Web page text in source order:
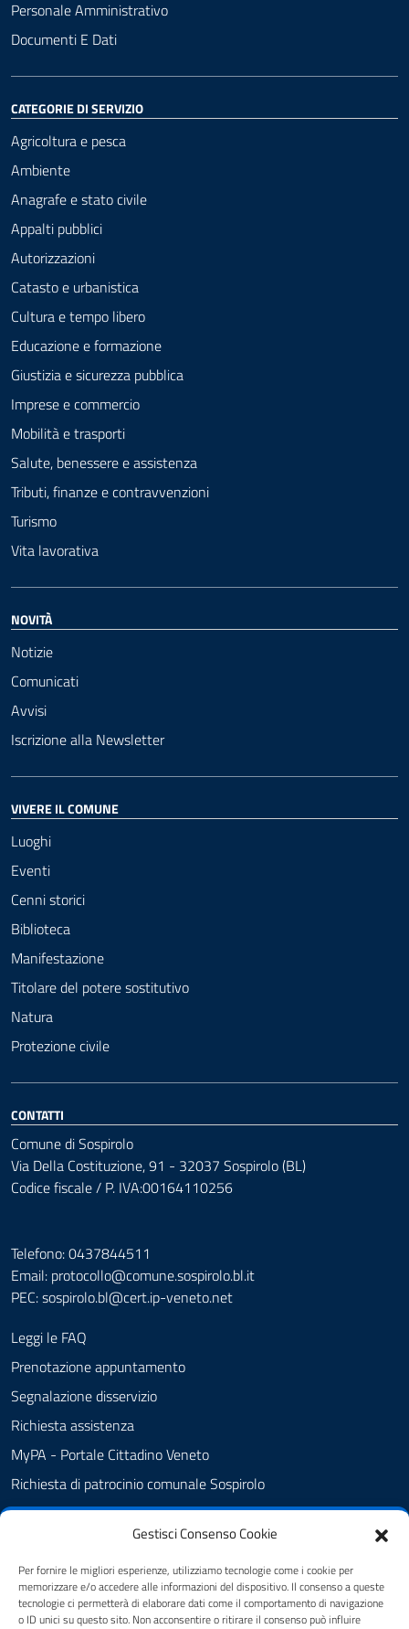
Gestisci Consenso Cookie
Per fornire le migliori esperienze, utilizziamo tecnologie come i cookie per
memorizzare e/o accedere alle informazioni del dispositivo. Il consenso a queste
tecnologie ci permetterà di elaborare dati come il comportamento di navigazione
o ID unici su questo sito. Non acconsentire o ritirare il consenso può influire
Personale Amministrativo
Documenti E Dati
CATEGORIE DI SERVIZIO
Agricoltura e pesca
Ambiente
Anagrafe e stato civile
Appalti pubblici
Autorizzazioni
Catasto e urbanistica
Cultura e tempo libero
Educazione e formazione
Giustizia e sicurezza pubblica
Imprese e commercio
Mobilità e trasporti
Salute, benessere e assistenza
Tributi, finanze e contravvenzioni
Turismo
Vita lavorativa
NOVITÀ
Notizie
Comunicati
Avvisi
Iscrizione alla Newsletter
VIVERE IL COMUNE
Luoghi
Eventi
Cenni storici
Biblioteca
Manifestazione
Titolare del potere sostitutivo
Natura
Protezione civile
CONTATTI
Comune di Sospirolo
Via Della Costituzione, 91 - 32037 Sospirolo (BL)
Codice fiscale / P. IVA:00164110256
Telefono: 0437844511
Email: protocollo@comune.sospirolo.bl.it
PEC:sospirolo.bl@cert.ip-veneto.net
Leggi le FAQ
Prenotazione appuntamento
Segnalazione disservizio
Richiesta assistenza
MyPA - Portale Cittadino Veneto
Richiesta di patrocinio comunale Sospirolo
Amministrazione trasparente
Cookie Policy
Informativa privacy